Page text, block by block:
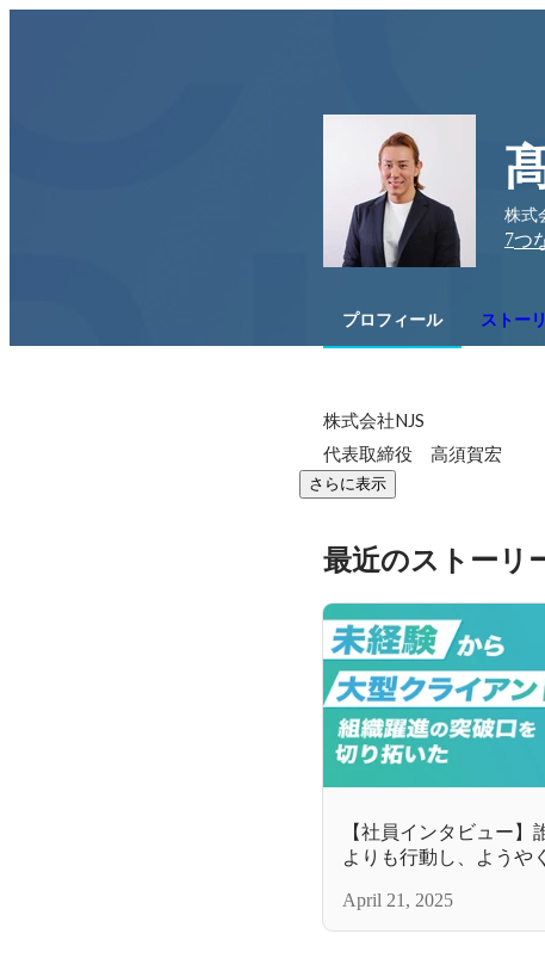
株式
7つ
プロフィール ストー
株式会社NJS
代表取締役　高須賀宏
さらに表示
最近のストーリ
【社員インタビュー】
よりも行動し、ようや
どうか』が重要
April 21, 2025